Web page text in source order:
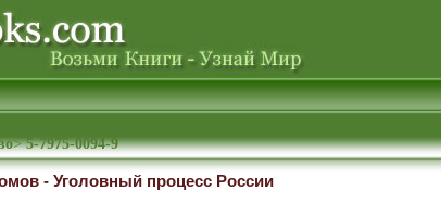
>5-7975-0094-9
- Уголовный процесс России